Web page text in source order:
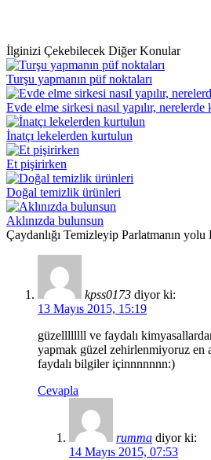
İlginizi Çekebilecek Diğer Konular
Turşu yapmanın püf noktaları
Evde elme sirkesi nasıl yapılır, nerelerde
İnatçı lekelerden kurtulun
Et pişirirken
Doğal temizlik ürünleri
Aklınızda bulunsun
Çaydanlığı Temizleyip Parlatmanın yolu
kpss0173 diyor ki:
13 Mayıs 2015, 15:19
güzellllllll ve faydalı
yapmak güzel zehirlenmiyoruz en
faydalı bilgiler içinnnnnnn:)
Cevapla
rumma diyor ki:
14 Mayıs 2015, 07:53